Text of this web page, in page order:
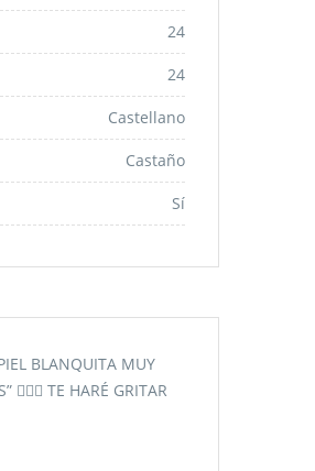
24
24
Castellano
Castaño
Sí
BLANQUITA MUY
TE HARÉ GRITAR